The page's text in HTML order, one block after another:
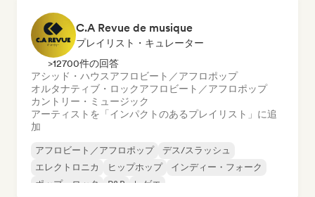
C.A Revue de musique
プレイリスト・キュレーター
>12700件の回答
アシッド・ハウスアフロビート／アフロポップ
オルタナティブ・ロックアフロビート／アフロポップ
カントリー・ミュージック
アーティストを「インパクトのあるプレイリスト」に追
加
アフロビート／アフロポップ
デス/スラッシュ
エレクトロニカ
ヒップホップ
インディー・フォーク
ポップ・ロック
R&B レゲエ